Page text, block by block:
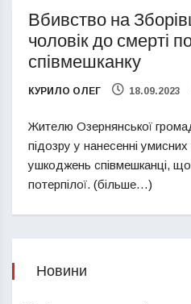
Вбивство на
чоловік до смерті
співмешканку
КУРИЛО ОЛЕГ 18.09.2023
Жителю Озернянської
підозру у нанесенні умисних
ушкоджень співмешканці,
потерпілої. (більше…)
Новини